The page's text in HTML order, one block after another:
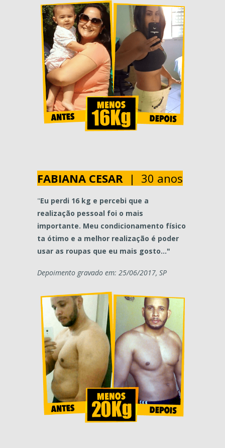
FABIANA CESAR | 30 anos
"Eu perdi 16 kg e percebi que a
realização pessoal foi o mais
importante. Meu condicionamento físico
ta ótimo e a melhor realização é poder
usar as roupas que eu mais gosto..."
Depoimento gravado em: 25/06/2017, SP